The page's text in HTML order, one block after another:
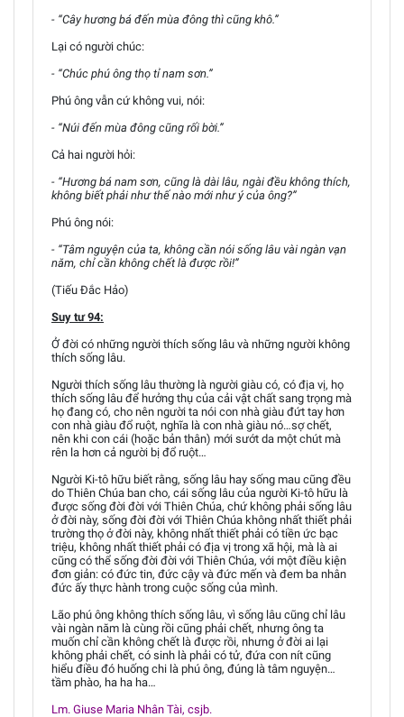
- “Cây hương bá đến mùa đông thì cũng khô.”
Lại có người chúc:
- “Chúc phú ông thọ tỉ nam sơn.”
Phú ông vẫn cứ không vui, nói:
- “Núi đến mùa đông cũng rối bời.”
Cả hai người hỏi:
- “Hương bá nam sơn, cũng là dài lâu, ngài đều không thích,
không biết phải như thế nào mới như ý của ông?”
Phú ông nói:
- “Tâm nguyện của ta, không cần nói sống lâu vài ngàn vạn
năm, chỉ cần không chết là được rồi!”
(Tiếu Đắc Hảo)
Suy tư 94:
Ở đời có những người thích sống lâu và những người không
thích sống lâu.
Người thích sống lâu thường là người giàu có, có địa vị, họ
thích sống lâu để hưởng thụ của cải vật chất sang trọng mà
họ đang có, cho nên người ta nói con nhà giàu đứt tay hơn
con nhà giàu đổ ruột, nghĩa là con nhà giàu nó…sợ chết,
nên khi con cái (hoặc bản thân) mới sướt da một chút mà
rên la hơn cả người bị đổ ruột…
Người Ki-tô hữu biết rằng, sống lâu hay sống mau cũng đều
do Thiên Chúa ban cho, cái sống lâu của người Ki-tô hữu là
được sống đời đời với Thiên Chúa, chứ không phải sống lâu
ở đời này, sống đời đời với Thiên Chúa không nhất thiết phải
trường thọ ở đời này, không nhất thiết phải có tiền ức bạc
triệu, không nhất thiết phải có địa vị trong xã hội, mà là ai
cũng có thể sống đời đời với Thiên Chúa, với một điều kiện
đơn giản: có đức tin, đức cậy và đức mến và đem ba nhân
đức ấy thực hành trong cuộc sống của mình.
Lão phú ông không thích sống lâu, vì sống lâu cũng chỉ lâu
vài ngàn năm là cùng rồi cũng phải chết, nhưng ông ta
muốn chỉ cần không chết là được rồi, nhưng ở đời ai lại
không phải chết, có sinh là phải có tử, đứa con nít cũng
hiểu điều đó huống chi là phú ông, đúng là tâm nguyện…
tầm phào, ha ha ha…
Lm. Giuse Maria Nhân Tài, csjb.